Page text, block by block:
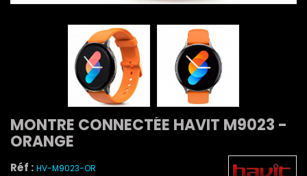
MONTRE CONNECTÉE HAVIT M9023 -
ORANGE
Réf : HV-M9023-OR